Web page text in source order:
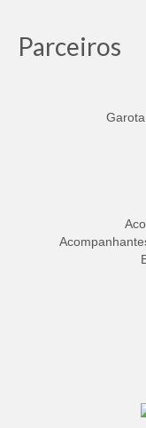
Parceiros